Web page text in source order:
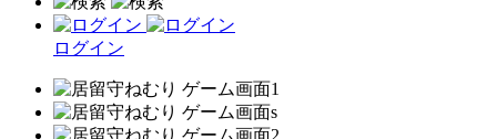
ログイン